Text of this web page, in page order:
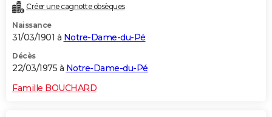
Créer une cagnotte obsèques
Naissance
31/03/1901 à Notre-Dame-du-Pé
Décès
22/03/1975 à Notre-Dame-du-Pé
Famille BOUCHARD